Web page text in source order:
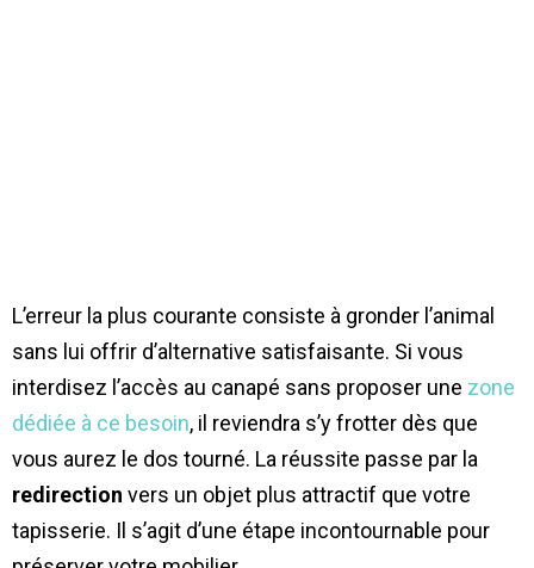
L’erreur la plus courante consiste à gronder l’animal
sans lui offrir d’alternative satisfaisante. Si vous
interdisez l’accès au canapé sans proposer une zone
dédiée à ce besoin, il reviendra s’y frotter dès que
vous aurez le dos tourné. La réussite passe par la
redirection vers un objet plus attractif que votre
tapisserie. Il s’agit d’une étape incontournable pour